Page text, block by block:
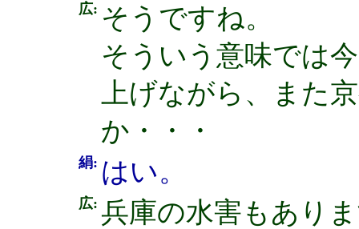
広: そうですね。
そういう意味では
上げながら、また
か・・・
絹: はい。
広: 兵庫の水害もあり